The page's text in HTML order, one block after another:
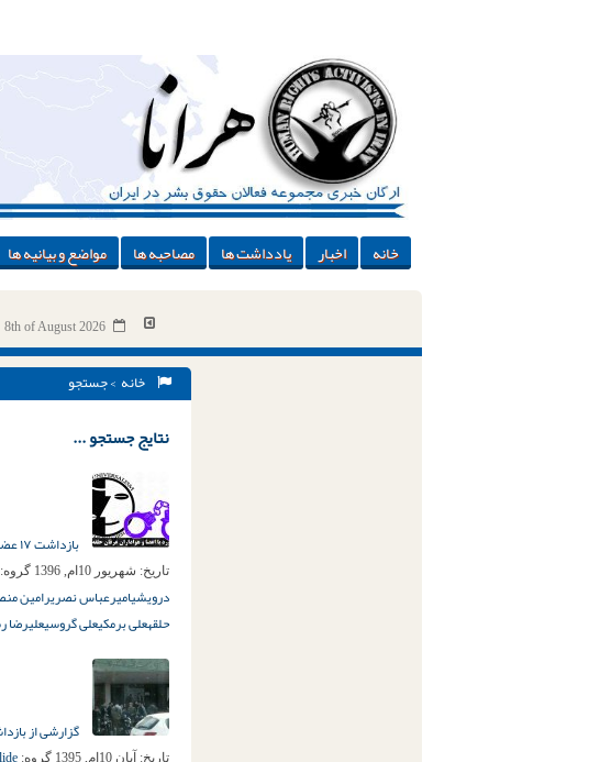
خانه اخبار یادداشت ها مصاحبه ها مواضع و بیانیه ها
8th of August 2026
خانه > جستجو
نتایج جستجو ...
بازداشت ۱۷ عضو عرفان حلقه در تهران و شهرری
تاریخ: شهریور 10ام, 1396 گروه:
درویشیامیرعباس نصریرامین
حلقهعلی برمکیعلی گروسیعلیرضا
گزارشی از
تاریخ: آبان 10ام, 1395 گروه: